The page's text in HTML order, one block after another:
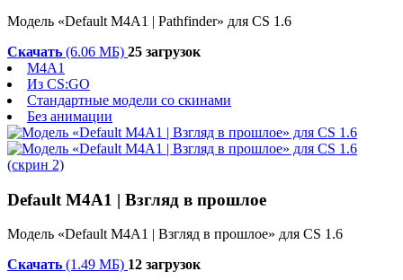
Модель «Default M4A1 | Pathfinder» для CS 1.6
Скачать (6.06 МБ) 25 загрузок
M4A1
Из CS:GO
Стандартные модели со скинами
Без анимации
Default M4A1 | Взгляд в прошлое
Модель «Default M4A1 | Взгляд в прошлое» для CS 1.6
Скачать (1.49 МБ) 12 загрузок